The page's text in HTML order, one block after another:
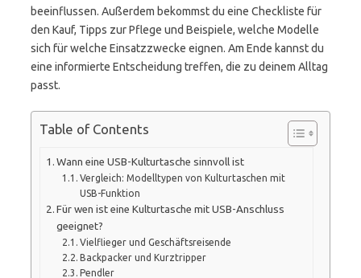
beeinflussen. Außerdem bekommst du eine Checkliste für
den Kauf, Tipps zur Pflege und Beispiele, welche Modelle
sich für welche Einsatzzwecke eignen. Am Ende kannst du
eine informierte Entscheidung treffen, die zu deinem Alltag
passt.
Table of Contents
Wann eine USB-Kulturtasche sinnvoll ist
Vergleich: Modelltypen von Kulturtaschen mit
USB-Funktion
Für wen ist eine Kulturtasche mit USB-Anschluss
geeignet?
Vielflieger und Geschäftsreisende
Backpacker und Kurztripper
Pendler